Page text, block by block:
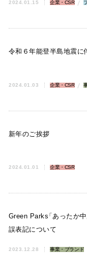
2024.01.15 企業・CSR
令和６年能登半島地震に
2024.01.03 企業・CSR
新年のご挨拶
2024.01.01 企業・CSR
Green Parks「あったか
誤表記について
2023.12.28 事業・ブランド